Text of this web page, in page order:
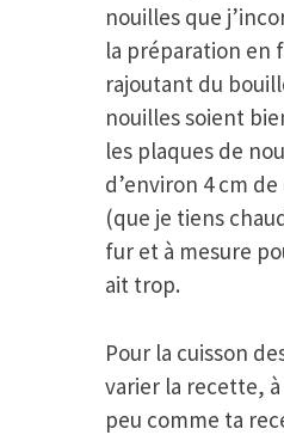
nouilles que
la préparation en
rajoutant du
nouilles soient
les plaques de
d’environ 4 cm
(que je tiens
fur et à mesure
ait trop.
Pour la cuisson
varier la recette,
peu comme ta